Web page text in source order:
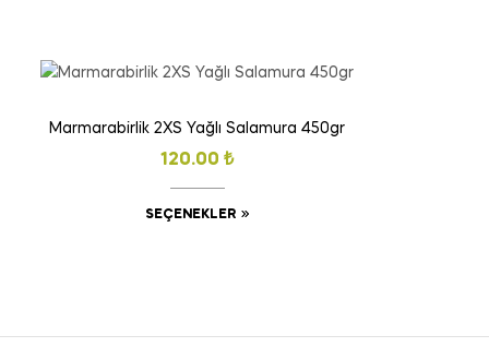
Marmarabirlik 2XS Yağlı Salamura 450gr
120.00 ₺
SEÇENEKLER